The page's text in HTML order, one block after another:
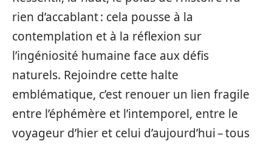
rien d’accablant : cela pousse à la
contemplation et à la réflexion sur
l’ingéniosité humaine face aux défis
naturels. Rejoindre cette halte
emblématique, c’est renouer un lien fragile
entre l’éphémère et l’intemporel, entre le
voyageur d’hier et celui d’aujourd’hui – tous